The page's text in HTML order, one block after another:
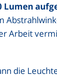
Lumen
Arbeit
die